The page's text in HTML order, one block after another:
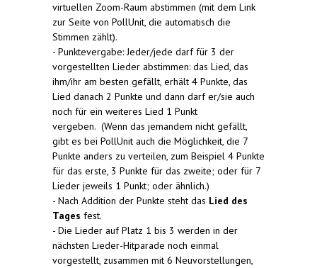
virtuellen Zoom-Raum abstimmen (mit dem Link
zur Seite von PollUnit, die automatisch die
Stimmen zählt).
- Punktevergabe: Jeder/jede darf für 3 der
vorgestellten Lieder abstimmen: das Lied, das
ihm/ihr am besten gefällt, erhält 4 Punkte, das
Lied danach 2 Punkte und dann darf er/sie auch
noch für ein weiteres Lied 1 Punkt
vergeben. (Wenn das jemandem nicht gefällt,
gibt es bei PollUnit auch die Möglichkeit, die 7
Punkte anders zu verteilen, zum Beispiel 4 Punkte
für das erste, 3 Punkte für das zweite; oder für 7
Lieder jeweils 1 Punkt; oder ähnlich.)
- Nach Addition der Punkte steht das Lied des
Tages fest.
- Die Lieder auf Platz 1 bis 3 werden in der
nächsten Lieder-Hitparade noch einmal
vorgestellt, zusammen mit 6 Neuvorstellungen,